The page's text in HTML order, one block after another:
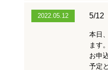
2022.05.12 5/12
本日
ます。
お申
予定と